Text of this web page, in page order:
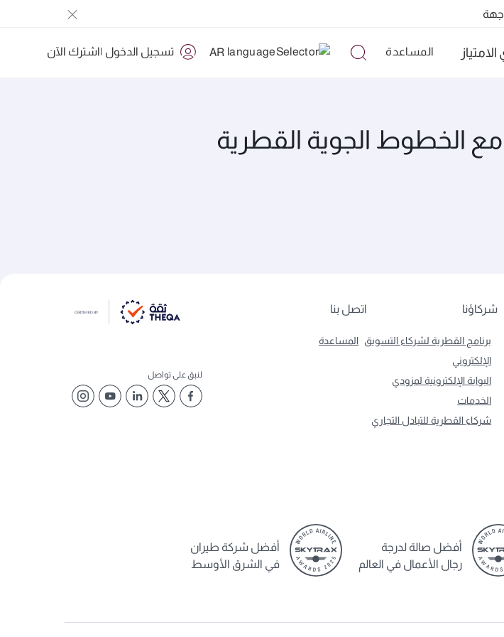
الامتياز المساعدة AR تسجيل الدخول |اشترك الآن
الخطوط الجوية القطرية
شركاؤنا اتصل بنا
برنامج القطرية لشركاء التسويق
الإلكتروني
البوابة الإلكترونية لمزودي
الخدمات
شركاء القطرية للتبادل التجاري
المساعدة
لنبق على تواصل
أفضل صالة لدرجة
رجال الأعمال في العالم
أفضل شركة طيران
في الشرق الأوسط